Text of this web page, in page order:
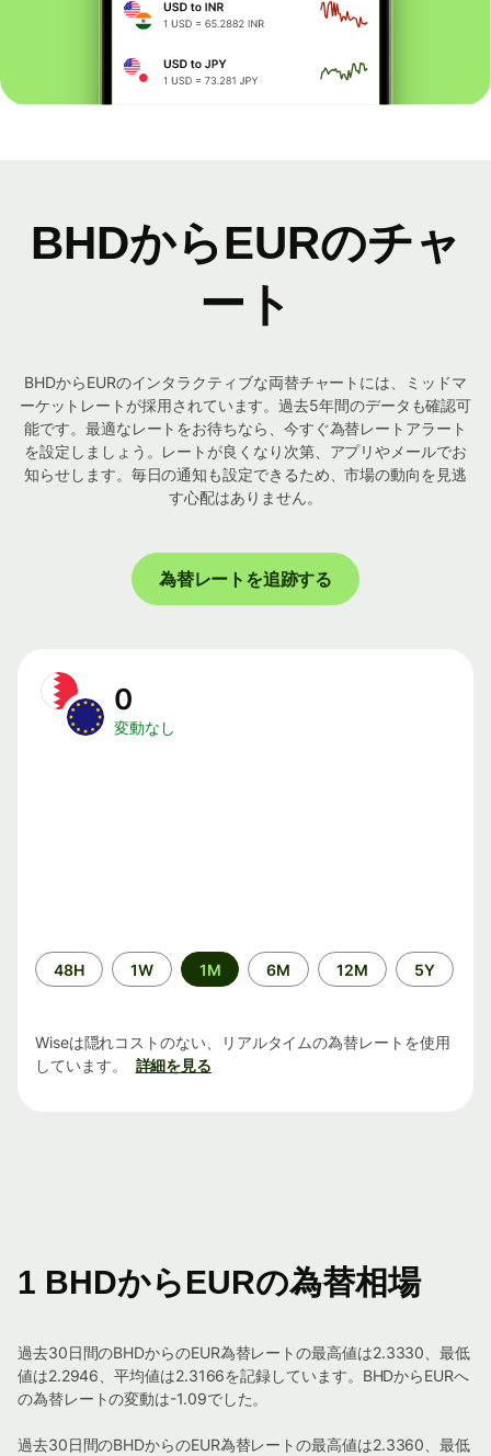
BHDからEURのチャ
ート
BHDからEURのインタラクティブな両替チャートには、ミッドマ
ーケットレートが採用されています。過去5年間のデータも確認可
能です。最適なレートをお待ちなら、今すぐ為替レートアラート
を設定しましょう。レートが良くなり次第、アプリやメールでお
知らせします。毎日の通知も設定できるため、市場の動向を見逃
す心配はありません。
為替レートを追跡する
0
変動なし
期
間
48H 1W 1M 6M 12M 5Y
Wiseは隠れコストのない、リアルタイムの為替レートを使用
しています。
詳細を見る
1 BHDからEURの為替相場
過去30日間のBHDからのEUR為替レートの最高値は2.3330、最低
値は2.2946、平均値は2.3166を記録しています。BHDからEURへ
の為替レートの変動は-1.09でした。
過去30日間のBHDからのEUR為替レートの最高値は2.3360、最低